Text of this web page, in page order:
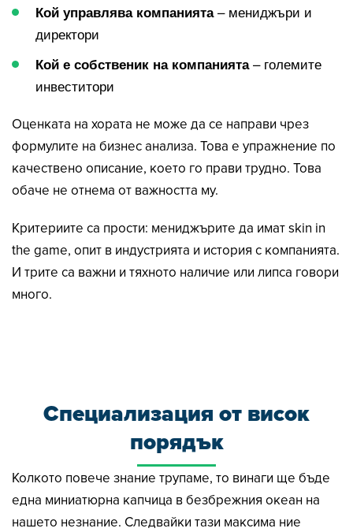
Кой управлява компанията– мениджъри и
директори
Кой е собственик на компанията– големите
инвеститори
Оценката на хората не може да се направи чрез
формулите на бизнес анализа. Това е упражнение по
качествено описание, което го прави трудно. Това
обаче не отнема от важността му.
Критериите са прости: мениджърите да имат skin in
the game, опит в индустрията и история с компанията.
И трите са важни и тяхното наличие или липса говори
много.
Специализация от висок
порядък
Колкото повече знание трупаме, то винаги ще бъде
една миниатюрна капчица в безбрежния океан на
нашето незнание. Следвайки тази максима ние